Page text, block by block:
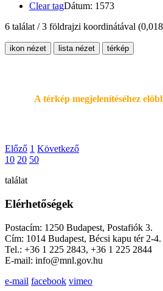
Clear tagDátum: 1573
6 találat / 3 földrajzi koordinátával
ikon nézet lista nézet térkép
A térkép megjelenítéséhez
Előző 1 Következő
10 20 50
találat
Elérhetőségek
Postacím: 1250 Budapest, Postafiók 3.
Cím: 1014 Budapest, Bécsi kapu tér 2-4.
Tel.: +36 1 225 2843, +36 1 225 2844
E-mail: info@mnl.gov.hu
e-mail facebook vimeo